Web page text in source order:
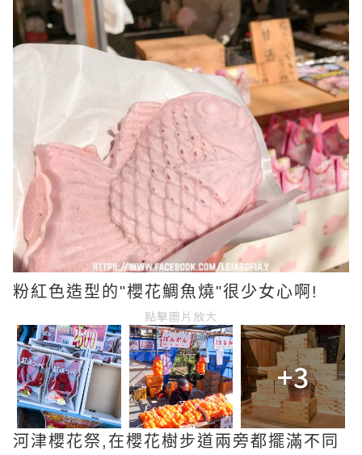
粉紅色造型的"櫻花鯛魚燒"很少女心啊!
點擊圖片放大
+3
河津櫻花祭,在櫻花樹步道兩旁都擺滿不同